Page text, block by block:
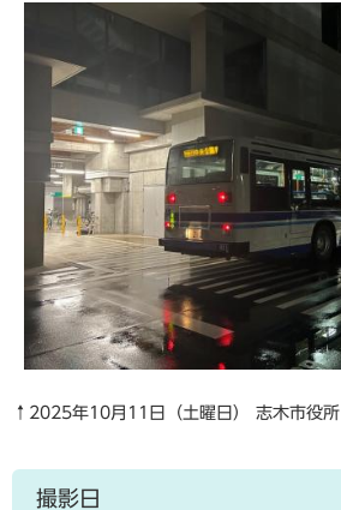
↑2025年10月11日（土曜日） 志木市役所
撮影日